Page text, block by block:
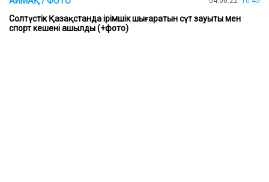
Солтүстік Қазақстанда iрiмшiк шығаратын сүт зауыты мен
спорт кешенi ашылды (+фото)